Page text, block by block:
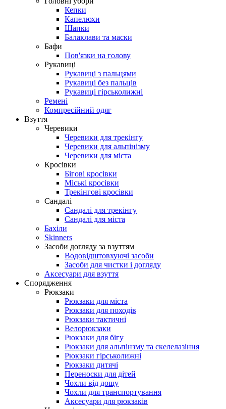
Кепки
Капелюхи
Шапки
Балаклави та маски
Бафи
Пов'язки на голову
Рукавиці
Рукавиці з пальцями
Рукавиці без пальців
Рукавиці гірськолижні
Ремені
Компресійний одяг
Взуття
Черевики
Черевики для трекінгу
Черевики для альпінізму
Черевики для міста
Кросівки
Бігові кросівки
Міські кросівки
Трекінгові кросівки
Сандалі
Сандалі для трекінгу
Сандалі для міста
Бахіли
Skinners
Засоби догляду за взуттям
Водовідштовхуючі засоби
Засоби для чистки і догляду
Аксесуари для взуття
Спорядження
Рюкзаки
Рюкзаки для міста
Рюкзаки для походів
Рюкзаки тактичні
Велорюкзаки
Рюкзаки для бігу
Рюкзаки для альпінзму та скелелазіння
Рюкзаки гірськолижні
Рюкзаки дитячі
Переноски для дітей
Чохли від дощу
Чохли для транспортування
Аксесуари для рюкзаків